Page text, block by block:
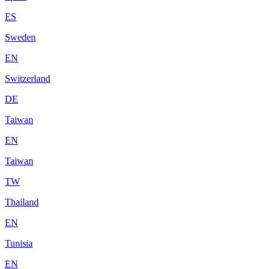
ES
Sweden
EN
Switzerland
DE
Taiwan
EN
Taiwan
TW
Thailand
EN
Tunisia
EN